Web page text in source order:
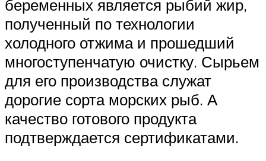
беременных является рыбий жир,
полученный по технологии
холодного отжима и прошедший
многоступенчатую очистку. Сырьем
для его производства служат
дорогие сорта морских рыб. А
качество готового продукта
подтверждается сертификатами.